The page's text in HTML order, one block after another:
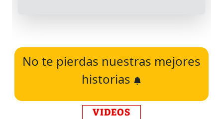
No te pierdas nuestras mejores
historias
VIDEOS